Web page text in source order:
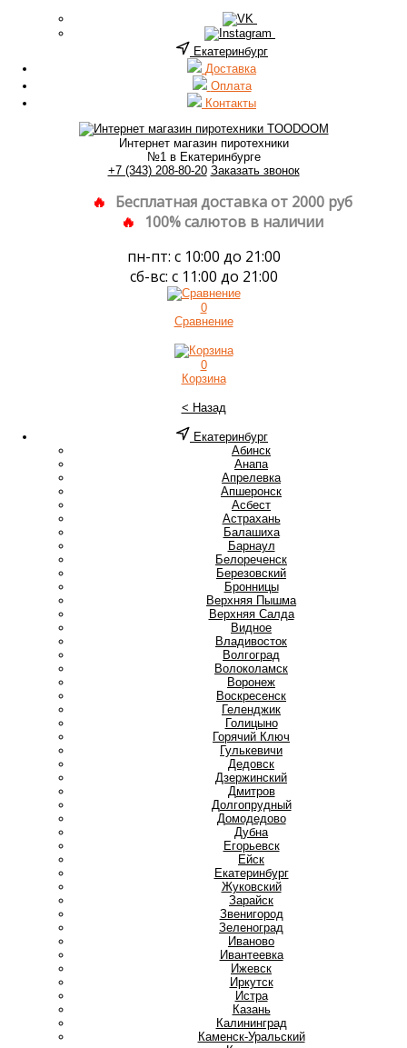
Екатеринбург
Доставка
Оплата
Контакты
Интернет магазин пиротехники
№1 в Екатеринбурге
+7 (343) 208-80-20 Заказать звонок
Бесплатная доставка от 2000 руб
100% салютов в наличии
пн-пт: с 10:00 до 21:00
сб-вс: с 11:00 до 21:00
0
Сравнение
0
Корзина
< Назад
Екатеринбург
Абинск
Анапа
Апрелевка
Апшеронск
Асбест
Астрахань
Балашиха
Барнаул
Белореченск
Березовский
Бронницы
Верхняя Пышма
Верхняя Салда
Видное
Владивосток
Волгоград
Волоколамск
Воронеж
Воскресенск
Геленджик
Голицыно
Горячий Ключ
Гулькевичи
Дедовск
Дзержинский
Дмитров
Долгопрудный
Домодедово
Дубна
Егорьевск
Ейск
Екатеринбург
Жуковский
Зарайск
Звенигород
Зеленоград
Иваново
Ивантеевка
Ижевск
Иркутск
Истра
Казань
Калининград
Каменск-Уральский